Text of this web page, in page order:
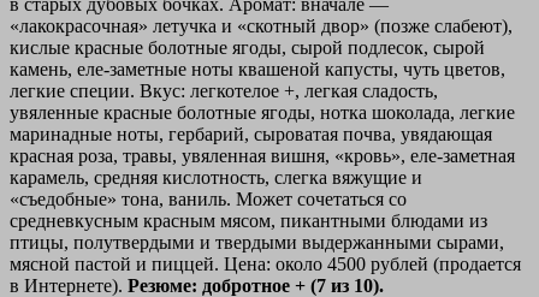
«лакокрасочная» летучка и «скотный двор» (позже слабеют),
кислые красные болотные ягоды, сырой подлесок, сырой
камень, еле-заметные ноты квашеной капусты, чуть цветов,
легкие специи. Вкус: легкотелое +, легкая сладость,
увяленные красные болотные ягоды, нотка шоколада, легкие
маринадные ноты, гербарий, сыроватая почва, увядающая
красная роза, травы, увяленная вишня, «кровь», еле-заметная
карамель, средняя кислотность, слегка вяжущие и
«съедобные» тона, ваниль. Может сочетаться со
средневкусным красным мясом, пикантными блюдами из
птицы, полутвердыми и твердыми выдержанными сырами,
мясной пастой и пиццей. Цена: около 4500 рублей (продается
в Интернете). Резюме: добротное + (7 из 10).